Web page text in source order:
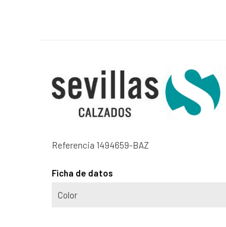
Referencia 1494659-BAZ
Ficha de datos
Color